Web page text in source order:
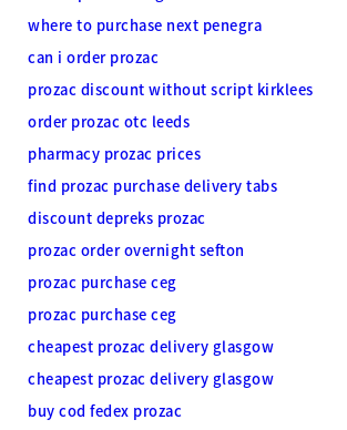
where to purchase next penegra
can i order prozac
prozac discount without script kirklees
order prozac otc leeds
pharmacy prozac prices
find prozac purchase delivery tabs
discount depreks prozac
prozac order overnight sefton
prozac purchase ceg
prozac purchase ceg
cheapest prozac delivery glasgow
cheapest prozac delivery glasgow
buy cod fedex prozac